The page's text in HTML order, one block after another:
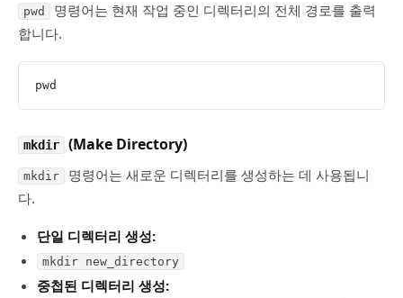
pwd
명령어는 현재 작업 중인 디렉터리의 전체 경로를 출력
합니다.
pwd
mkdir (Make Directory)
mkdir
명령어는 새로운 디렉터리를 생성하는 데 사용됩니
다.
단일 디렉터리 생성:
mkdir new_directory
중첩된 디렉터리 생성: